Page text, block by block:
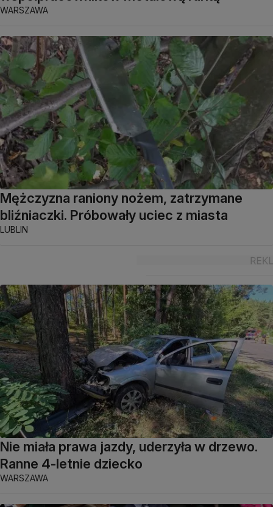
WARSZAWA
Mężczyzna raniony nożem, zatrzymane
bliźniaczki. Próbowały uciec z miasta
LUBLIN
Nie miała prawa jazdy, uderzyła w drzewo.
Ranne 4-letnie dziecko
WARSZAWA